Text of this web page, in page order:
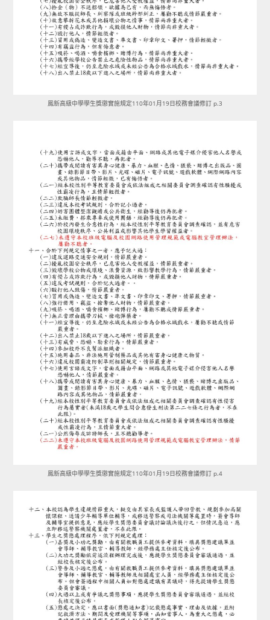
鳳新高級中學學生獎懲實施規定110年01月19日校務會議修訂 p.3
鳳新高級中學學生獎懲實施規定110年01月19日校務會議修訂 p.4